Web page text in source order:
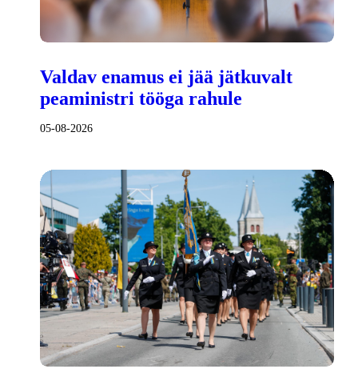
Valdav enamus ei jää jätkuvalt
peaministri tööga rahule
05-08-2026